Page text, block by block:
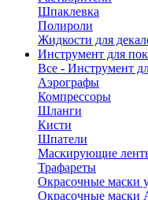
Шпаклевка
Полироли
Жидкости для
Инструмент для
Все - Инструмент
Аэрографы
Компрессоры
Шланги
Кисти
Шпатели
Маскирующие
Трафареты
Окрасочные маски
Окрасочные маски